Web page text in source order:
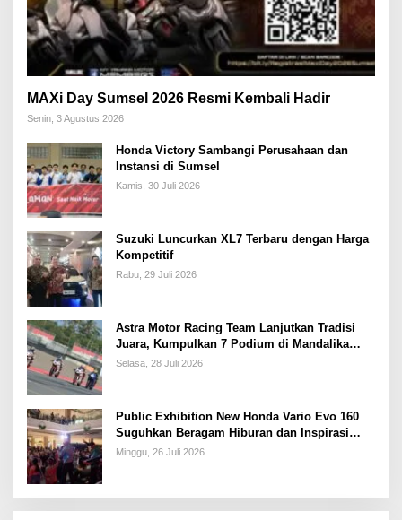
MAXi Day Sumsel 2026 Resmi Kembali Hadir
Senin, 3 Agustus 2026
Honda Victory Sambangi Perusahaan dan
Instansi di Sumsel
Kamis, 30 Juli 2026
Suzuki Luncurkan XL7 Terbaru dengan Harga
Kompetitif
Rabu, 29 Juli 2026
Astra Motor Racing Team Lanjutkan Tradisi
Juara, Kumpulkan 7 Podium di Mandalika
Racing Series Putaran ke 3
Selasa, 28 Juli 2026
Public Exhibition New Honda Vario Evo 160
Suguhkan Beragam Hiburan dan Inspirasi
Modifikasi
Minggu, 26 Juli 2026